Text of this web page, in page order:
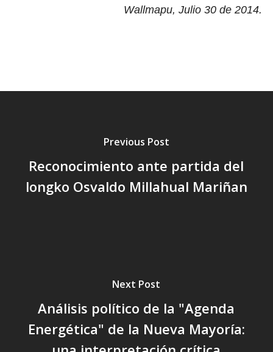
Wallmapu, Julio 30 de 2014.
Previous Post
Reconocimiento ante partida del
longko Osvaldo Millahual Mariñan
Next Post
Análisis político de la "Agenda
Energética" de la Nueva Mayoría: